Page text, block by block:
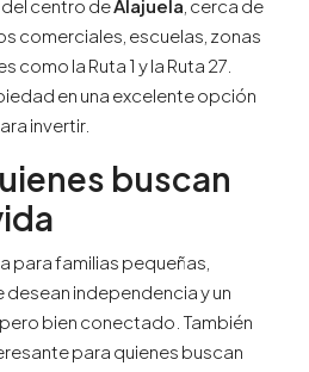
centro deAlajuela , cerca de
comerciales, escuelas, zonas
como la Ruta 1 y la Ruta 27.
en una excelente opción
invertir.
buscan
para familias pequeñas,
independencia y un
bien conectado. También
para quienes buscan